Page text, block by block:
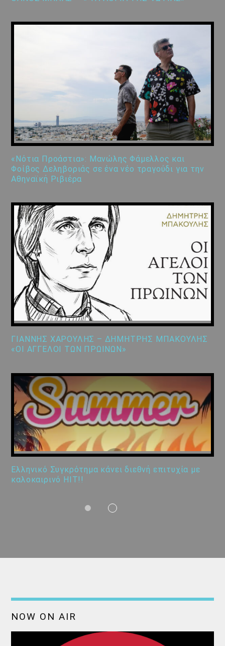
«Νότια Προάστια»: Μανώλης Φάμελλος και
Φοίβος Δεληβοριάς σε ένα νέο τραγούδι για την
Αθηναϊκή Ριβιέρα
ΓΙΑΝΝΗΣ ΧΑΡΟΥΛΗΣ – ΔΗΜΗΤΡΗΣ ΜΠΑΚΟΥΛΗΣ
«ΟΙ ΑΓΓΕΛΟΙ ΤΩΝ ΠΡΩΙΝΩΝ»
Ελληνικό Συγκρότημα κάνει διεθνή επιτυχία με
καλοκαιρινό HIT!!
NOW ON AIR